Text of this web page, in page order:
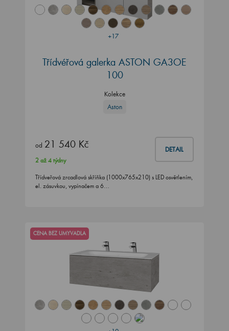
+17
Třídvéřová galerka ASTON GA3OE
100
Kolekce
Aston
od 21 540 Kč DETAIL
2 až 4 týdny
Třídveřová zrcadlová skříňka (1000x765x210) s LED osvětlením,
el. zásuvkou, vypínačem a 6…
CENA BEZ UMYVADLA